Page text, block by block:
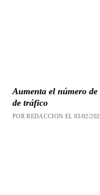
Aumenta el número
de tráfico
POR REDACCION EL 03/02/